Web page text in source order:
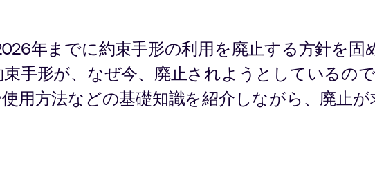
年までに約束手形の利用を廃止する方針を
手形が、なぜ今、廃止されようとしているの
用方法などの基礎知識を紹介しながら、廃止